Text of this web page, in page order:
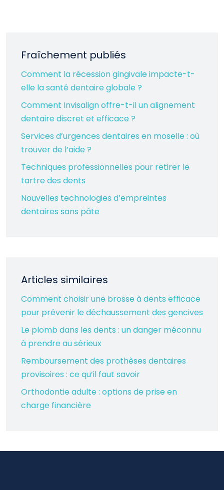
Fraîchement publiés
Comment la récession gingivale impacte-t-
elle la santé dentaire globale ?
Comment Invisalign offre-t-il un alignement
dentaire discret et efficace ?
Services d’urgences dentaires en moselle : où
trouver de l’aide ?
Techniques professionnelles pour retirer le
tartre des dents
Nouvelles technologies d’empreintes
dentaires sans pâte
Articles similaires
Comment choisir une brosse à dents efficace
pour prévenir le déchaussement des gencives
Le plomb dans les dents : un danger méconnu
à prendre au sérieux
Remboursement des prothèses dentaires
provisoires : ce qu’il faut savoir
Orthodontie adulte : options de prise en
charge financière